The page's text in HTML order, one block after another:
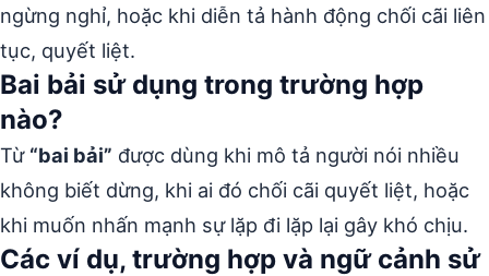
ngừng nghỉ, hoặc khi diễn tả hành động chối cãi liên
tục, quyết liệt.
Bai bải sử dụng trong trường hợp
nào?
Từ “bai bải” được dùng khi mô tả người nói nhiều
không biết dừng, khi ai đó chối cãi quyết liệt, hoặc
khi muốn nhấn mạnh sự lặp đi lặp lại gây khó chịu.
Các ví dụ, trường hợp và ngữ cảnh sử